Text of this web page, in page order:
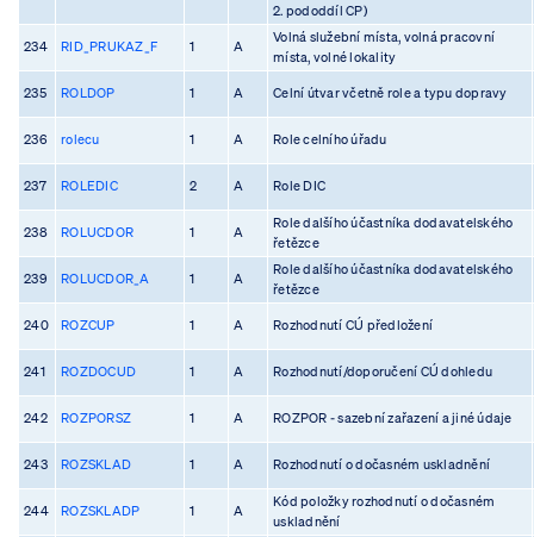
2. pododdíl CP)
234 RID_PRUKAZ_F 1 A
Volná služební místa, volná pracovní
místa, volné lokality
235 ROLDOP 1 A Celní útvar včetně role a typu dopravy
236 rolecu 1 A Role celního úřadu
237 ROLEDIC 2 A Role DIC
238 ROLUCDOR 1 A
Role dalšího účastníka dodavatelského
řetězce
239 ROLUCDOR_A 1 A
Role dalšího účastníka dodavatelského
řetězce
240 ROZCUP 1 A Rozhodnutí CÚ předložení
241 ROZDOCUD 1 A Rozhodnutí/doporučení CÚ dohledu
242 ROZPORSZ 1 A ROZPOR - sazební zařazení a jiné údaje
243 ROZSKLAD 1 A Rozhodnutí o dočasném uskladnění
244 ROZSKLADP 1 A
Kód položky rozhodnutí o dočasném
uskladnění